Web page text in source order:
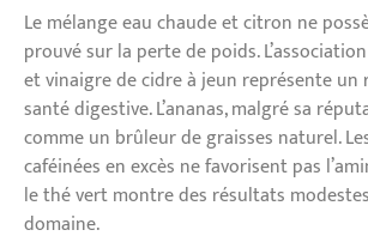
Le mélange eau chaude et citron ne
prouvé sur la perte de poids.
et vinaigre de cidre à jeun représente un
santé digestive. L’ananas, malgré sa
comme un brûleur de graisses naturel.
caféinées en excès ne favorisent pas
le thé vert montre des résultats
domaine.